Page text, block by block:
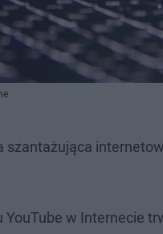
szantażująca
YouTube w Internecie